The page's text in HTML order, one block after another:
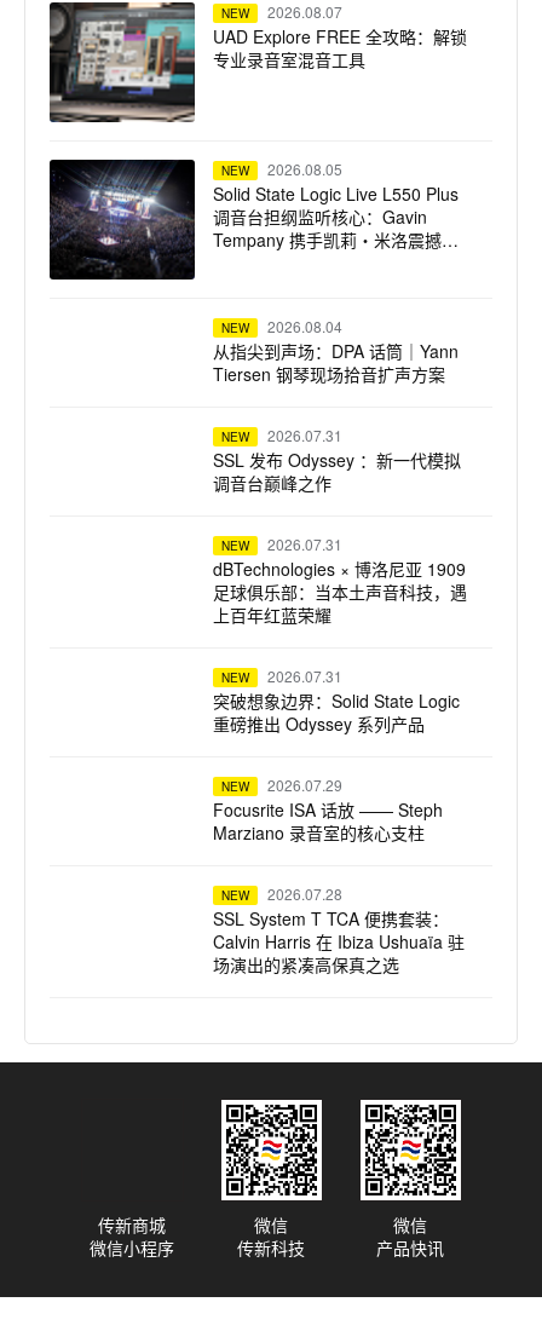
NEW 2026.08.07
UAD Explore FREE 全攻略：解锁
专业录音室混音工具
NEW 2026.08.05
Solid State Logic Live L550 Plus
调音台担纲监听核心：Gavin
Tempany 携手凯莉・米洛震撼巡
NEW 2026.08.04
从指尖到声场：DPA 话筒｜Yann
Tiersen 钢琴现场拾音扩声方案
NEW 2026.07.31
SSL 发布 Odyssey ：新一代模拟
调音台巅峰之作
NEW 2026.07.31
dBTechnologies × 博洛尼亚 1909
足球俱乐部：当本土声音科技，遇
上百年红蓝荣耀
NEW 2026.07.31
突破想象边界：Solid State Logic
重磅推出 Odyssey 系列产品
NEW 2026.07.29
Focusrite ISA 话放 —— Steph
Marziano 录音室的核心支柱
NEW 2026.07.28
SSL System T TCA 便携套装：
Calvin Harris 在 Ibiza Ushuaïa 驻
场演出的紧凑高保真之选
dBTechnologies 声震迈阿密：为
NEW 2026.07.22
Harrison 32Classic 调音台：为牛
津大学全新录音综合体注入纯正模
拟之魂
传新商城
微信小程序
微信
传新科技
微信
产品快讯